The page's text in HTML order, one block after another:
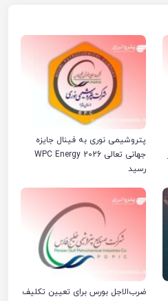
پتروشیمی نوری به فینال جایزه
جهانی تعالی WPC Energy 2026
رسید
ضرب‌الاجل بورس برای تعیین تکلیف